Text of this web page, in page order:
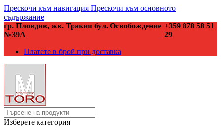
Прескочи към навигация Прескочи към основното
съдържание
гр. Пловдив, жк. Тракия бул. Освобождение
№39А
+359 878 58 51
29
Платете в брой при доставка
Изберете категория